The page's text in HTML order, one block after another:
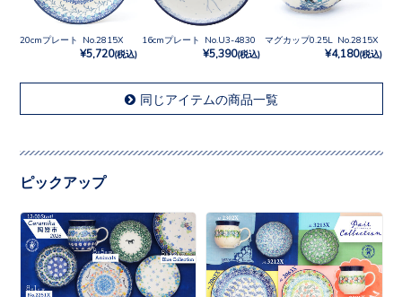
20cmプレート No.2815X
¥5,720(税込)
16cmプレート No.U3-4830
¥5,390(税込)
マグカップ0.25L No.2815X
¥4,180(税込)
同じアイテムの商品一覧
ピックアップ